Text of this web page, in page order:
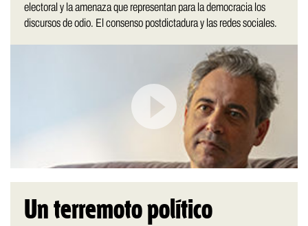
electoral y la amenaza que representan para la democracia los
discursos de odio. El consenso postdictadura y las redes sociales.
Un terremoto político